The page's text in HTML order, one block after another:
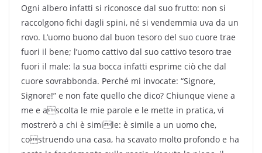
Ogni albero infatti si riconosce dal suo frutto: non si
raccolgono fichi dagli spini, né si vendemmia uva da un
rovo. L’uomo buono dal buon tesoro del suo cuore trae
fuori il bene; l’uomo cattivo dal suo cattivo tesoro trae
fuori il male: la sua bocca infatti esprime ciò che dal
cuore sovrabbonda. Perché mi invocate: “Signore,
Signore!” e non fate quello che dico? Chiunque viene a
me e ascolta le mie parole e le mette in pratica, vi
mostrerò a chi è simile: è simile a un uomo che,
costruendo una casa, ha scavato molto profondo e ha